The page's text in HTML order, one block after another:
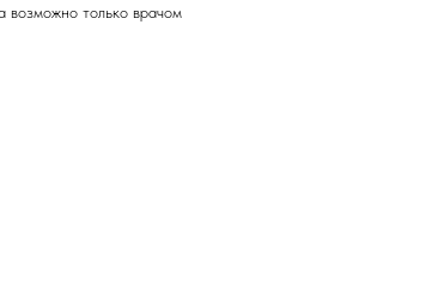
возможно только врачом